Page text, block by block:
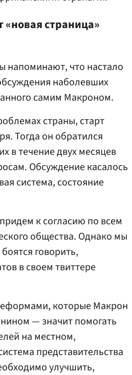
страница»
напоминают, что настало
наболевших
самим Макроном.
страны, старт
Тогда он обратился
в течение двух месяцев
Обсуждение касалось
система, состояние
к согласию по всем
общества. Однако мы
говорить,
в своем твиттере
которые Макрон
— значит помогать
на местном,
представительства
улучшить,